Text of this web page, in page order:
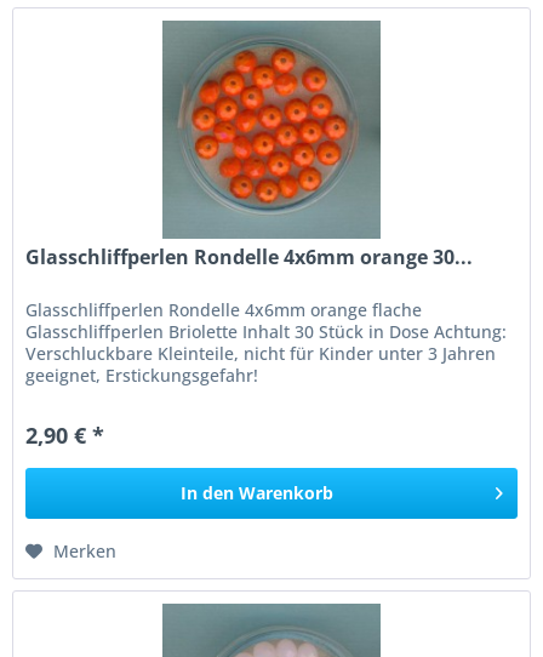
Glasschliffperlen Rondelle 4x6mm orange 30...
Glasschliffperlen Rondelle 4x6mm orange flache
Glasschliffperlen Briolette Inhalt 30 Stück in Dose Achtung:
Verschluckbare Kleinteile, nicht für Kinder unter 3 Jahren
geeignet, Erstickungsgefahr!
2,90 € *
In den Warenkorb
Merken